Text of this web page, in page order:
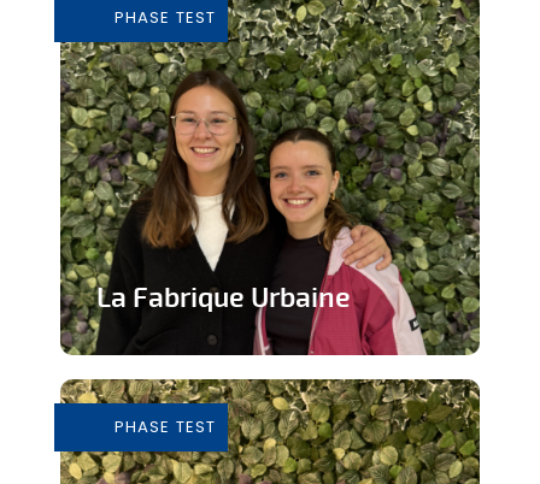
En savoir plus
PHASE TEST
La Fabrique Urbaine
outils pour consommer de façon...
En savoir plus
PHASE TEST